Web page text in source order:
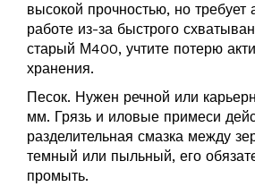
высокой прочностью, но требует
работе из-за быстрого
старый М400, учтите потерю
хранения.
Песок. Нужен речной или
мм. Грязь и иловые примеси
разделительная смазка между
темный или пыльный, его
промыть.